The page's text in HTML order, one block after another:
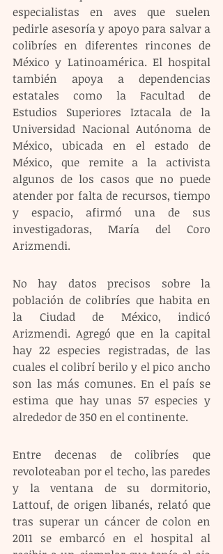
especialistas en aves que suelen
pedirle asesoría y apoyo para salvar a
colibríes en diferentes rincones de
México y Latinoamérica. El hospital
también apoya a dependencias
estatales como la Facultad de
Estudios Superiores Iztacala de la
Universidad Nacional Autónoma de
México, ubicada en el estado de
México, que remite a la activista
algunos de los casos que no puede
atender por falta de recursos, tiempo
y espacio, afirmó una de sus
investigadoras, María del Coro
Arizmendi.
No hay datos precisos sobre la
población de colibríes que habita en
la Ciudad de México, indicó
Arizmendi. Agregó que en la capital
hay 22 especies registradas, de las
cuales el colibrí berilo y el pico ancho
son las más comunes. En el país se
estima que hay unas 57 especies y
alrededor de 350 en el continente.
Entre decenas de colibríes que
revoloteaban por el techo, las paredes
y la ventana de su dormitorio,
Lattouf, de origen libanés, relató que
tras superar un cáncer de colon en
2011 se embarcó en el hospital al